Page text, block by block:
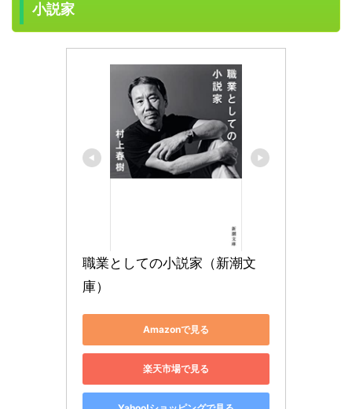
小説家
職業としての小説家（新潮文
庫）
Amazonで見る
楽天市場で見る